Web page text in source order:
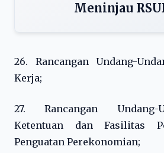
Meninjau
26. Rancangan Undang-
Kerja;
27. Rancangan Undang-
Ketentuan dan Fasilitas
Penguatan Perekonomian;